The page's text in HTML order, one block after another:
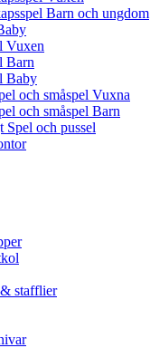
Barn och ungdom
Vuxen
Barn
Baby
och småspel Vuxna
och småspel Barn
Spel och pussel
stafflier